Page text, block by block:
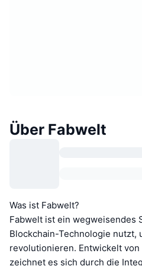
Über Fabwelt
Was ist Fabwelt?
Fabwelt ist ein wegweisendes
Blockchain-Technologie nutzt,
revolutionieren. Entwickelt von
zeichnet es sich durch die